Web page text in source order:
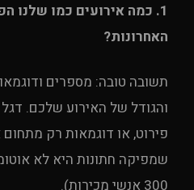
1. כמה אירועים כמו
האחרונות?
תשובה טובה: מספרים
והגודל של האירוע שלכם. דגל
פירוט, או דוגמאות רק
שמפיקה חתונות היא לא
300 אנשי מכירות).